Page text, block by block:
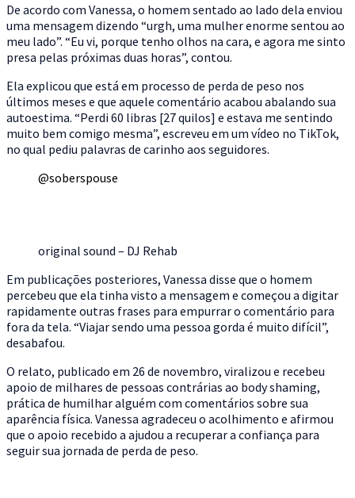
De acordo com Vanessa, o homem sentado ao lado dela enviou
uma mensagem dizendo “urgh, uma mulher enorme sentou ao
meu lado”. “Eu vi, porque tenho olhos na cara, e agora me sinto
presa pelas próximas duas horas”, contou.
Ela explicou que está em processo de perda de peso nos
últimos meses e que aquele comentário acabou abalando sua
autoestima. “Perdi 60 libras [27 quilos] e estava me sentindo
muito bem comigo mesma”, escreveu em um vídeo no TikTok,
no qual pediu palavras de carinho aos seguidores.
@soberspouse
original sound – DJ Rehab
Em publicações posteriores, Vanessa disse que o homem
percebeu que ela tinha visto a mensagem e começou a digitar
rapidamente outras frases para empurrar o comentário para
fora da tela. “Viajar sendo uma pessoa gorda é muito difícil”,
desabafou.
O relato, publicado em 26 de novembro, viralizou e recebeu
apoio de milhares de pessoas contrárias ao body shaming,
prática de humilhar alguém com comentários sobre sua
aparência física. Vanessa agradeceu o acolhimento e afirmou
que o apoio recebido a ajudou a recuperar a confiança para
seguir sua jornada de perda de peso.